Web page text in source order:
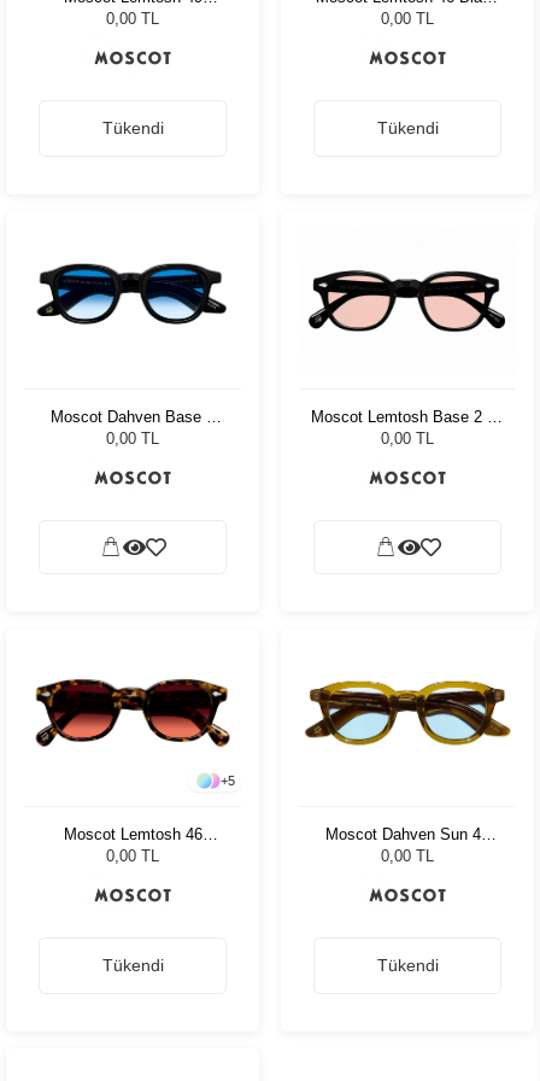
Tortoise Ny Rose
0,00 TL
Tükendi
Broadway Blue Fad
0,00 TL
Tükendi
Moscot Dahven Base 2
Sun 47 Blk Brod. Blue
0,00 TL
Moscot Lemtosh Base 2 49
Black Ny Rose
0,00 TL
+5
Moscot Lemtosh 46
Tortoise Cabernet
0,00 TL
Tükendi
Moscot Dahven Sun 47
Olive Brown Bel Air
0,00 TL
Tükendi